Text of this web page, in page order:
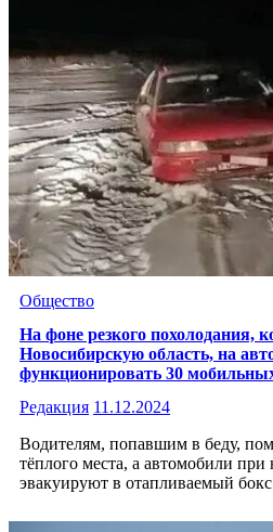
Общество
На фоне резкого похолодания,
Новосибирскую область, на
функционировать 30
Редакция 11.12.2024
Водителям, попавшим в беду,
тёплого места, а автомобили при
эвакуируют в отапливаемый